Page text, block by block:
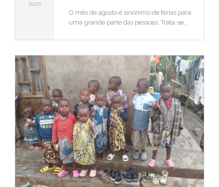
2026
O mês de agosto é sinónimo de férias para
uma grande parte das pessoas. Trata-se…